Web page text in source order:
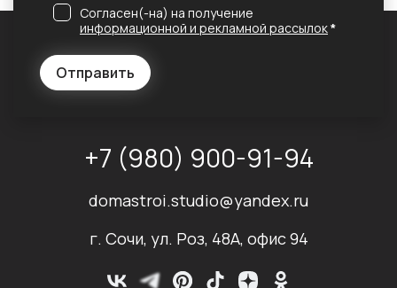
Отправить
Согласен(-на) на получение
информационной и рекламной рассылок*
+7 (980) 900-91-94
domastroi.studio@yandex.ru
г. Сочи, ул. Роз, 48А, офис 94